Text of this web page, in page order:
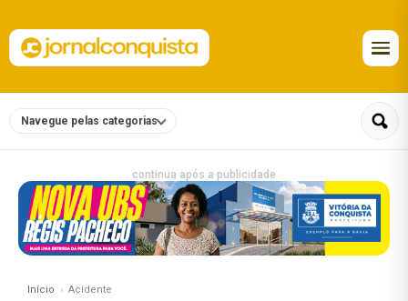
Navegue pelas categorias
continua após a publicidade
Início Acidente